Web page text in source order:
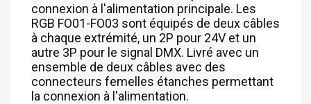
connexion à l'alimentation principale. Les
RGB FO01-FO03 sont équipés de deux câbles
à chaque extrémité, un 2P pour 24V et un
autre 3P pour le signal DMX. Livré avec un
ensemble de deux câbles avec des
connecteurs femelles étanches permettant
la connexion à l'alimentation.